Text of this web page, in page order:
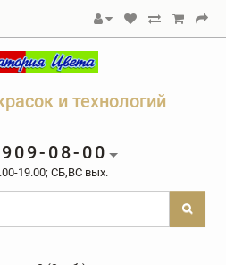
и технологий
08-00
19.00; СБ,ВС вых.